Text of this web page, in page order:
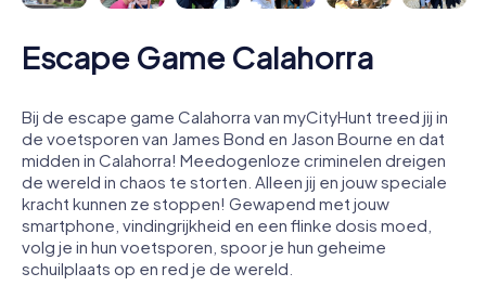
Escape Game Calahorra
Bij de escape game Calahorra van myCityHunt treed jij in
de voetsporen van James Bond en Jason Bourne en dat
midden in Calahorra! Meedogenloze criminelen dreigen
de wereld in chaos te storten. Alleen jij en jouw speciale
kracht kunnen ze stoppen! Gewapend met jouw
smartphone, vindingrijkheid en een flinke dosis moed,
volg je in hun voetsporen, spoor je hun geheime
schuilplaats op en red je de wereld.